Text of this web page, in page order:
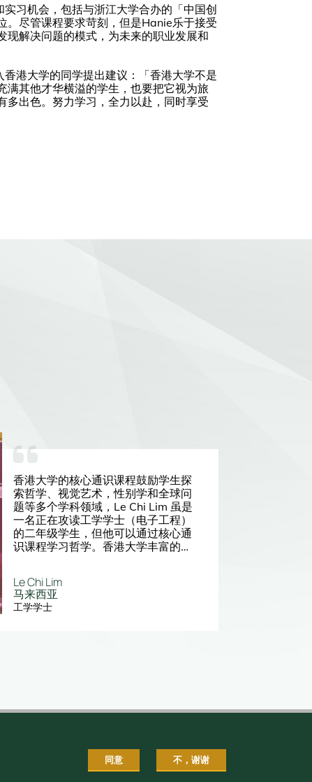
习机会，包括与浙江大学合办的「中国创
。尽管课程要求苛刻，但是Hanie乐于接受
现解决问题的模式，为未来的职业发展和
港大学的同学提出建议：「香港大学不是
满其他才华横溢的学生，也要把它视为旅
多出色。努力学习，全力以赴，同时享受
香港大学的核心通识课程鼓励学生探
索哲学、视觉艺术，性别学和全球问
题等多个学科领域，Le Chi Lim 虽是
一名正在攻读工学学士（电子工程）
的二年级学生，但他可以通过核心通
识课程学习哲学。香港大学丰富的课
Le Chi Lim
马来西亚
工学学士
同意 不，谢谢